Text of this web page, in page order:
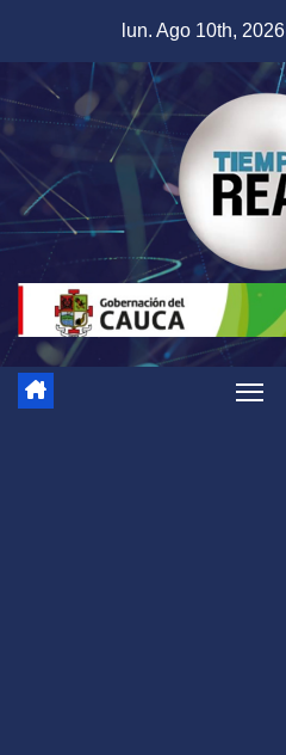
contenido
lun. Ago 10th, 2026